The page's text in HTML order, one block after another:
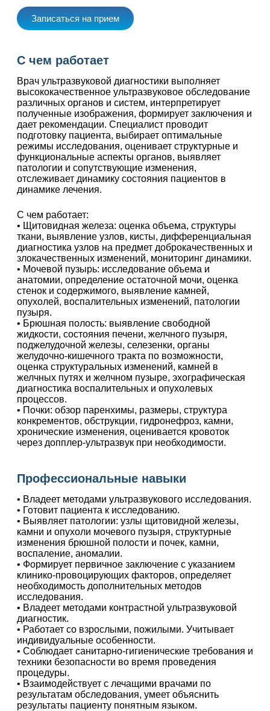
Записаться на прием
С чем работает
Врач ультразвуковой диагностики выполняет
высококачественное ультразвуковое обследование
различных органов и систем, интерпретирует
полученные изображения, формирует заключения и
дает рекомендации. Специалист проводит
подготовку пациента, выбирает оптимальные
режимы исследования, оценивает структурные и
функциональные аспекты органов, выявляет
патологии и сопутствующие изменения,
отслеживает динамику состояния пациентов в
динамике лечения.
С чем работает:
• Щитовидная железа: оценка объема, структуры
ткани, выявление узлов, кисты, дифференциальная
диагностика узлов на предмет доброкачественных и
злокачественных изменений, мониторинг динамики.
• Мочевой пузырь: исследование объема и
анатомии, определение остаточной мочи, оценка
стенок и содержимого, выявление камней,
опухолей, воспалительных изменений, патологии
пузыря.
• Брюшная полость: выявление свободной
жидкости, состояния печени, желчного пузыря,
поджелудочной железы, селезенки, органы
желудочно-кишечного тракта по возможности,
оценка структуральных изменений, камней в
желчных путях и желчном пузыре, эхографическая
диагностика воспалительных и опухолевых
процессов.
• Почки: обзор паренхимы, размеры, структура
конкрементов, обструкции, гидронефроз, камни,
хронические изменения, оценивается кровоток
через допплер-ультразвук при необходимости.
Профессиональные навыки
• Владеет методами ультразвукового исследования.
• Готовит пациента к исследованию.
• Выявляет патологии: узлы щитовидной железы,
камни и опухоли мочевого пузыря, структурные
изменения брюшной полости и почек, камни,
воспаление, аномалии.
• Формирует первичное заключение с указанием
клинико-провоцирующих факторов, определяет
необходимость дополнительных методов
исследования.
• Владеет методами контрастной ультразвуковой
диагностик.
• Работает со взрослыми, пожилыми. Учитывает
индивидуальные особенности.
• Соблюдает санитарно-гигиенические требования и
техники безопасности во время проведения
процедуры.
• Взаимодействует с лечащими врачами по
результатам обследования, умеет объяснить
результаты пациенту понятным языком.